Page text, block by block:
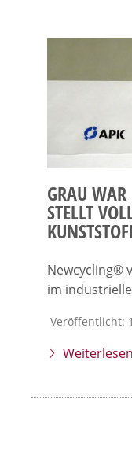
GRAU WAR
STELLT
Newcycling®
im
Veröffentlicht: